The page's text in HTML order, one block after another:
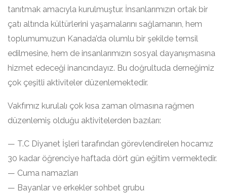
tanıtmak amacıyla kurulmuştur. İnsanlarımızın ortak bir
çatı altında kültürlerini yaşamalarını sağlamanın, hem
toplumumuzun Kanada’da olumlu bir şekilde temsil
edilmesine, hem de insanlarımızın sosyal dayanışmasına
hizmet edeceği inancındayız. Bu doğrultuda derneğimiz
çok çeşitli aktiviteler düzenlemektedir.
Vakfımız kurulalı çok kısa zaman olmasına rağmen
düzenlemiş olduğu aktivitelerden bazıları:
— T.C Diyanet İşleri tarafından görevlendirelen hocamız
30 kadar öğrenciye haftada dört gün eğitim vermektedir.
— Cuma namazları
— Bayanlar ve erkekler sohbet grubu